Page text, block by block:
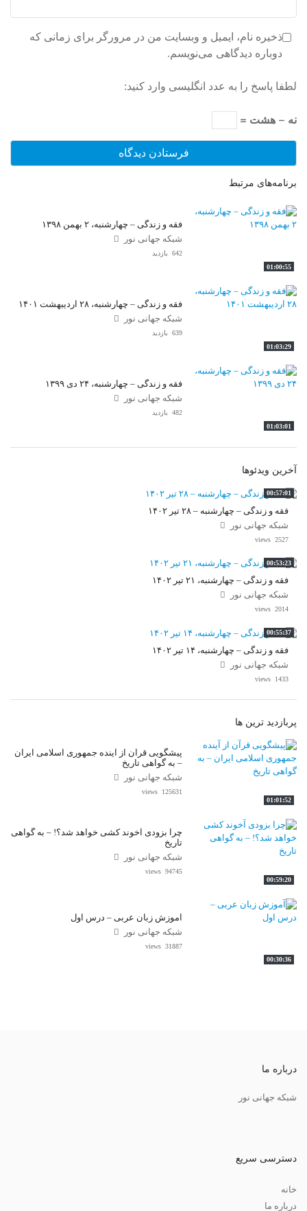
ذخیره نام، ایمیل و وبسایت من در مرورگر برای زمانی که
دوباره دیدگاهی می‌نویسم.
لطفا پاسخ را به عدد انگلیسی وارد کنید:
نه − هشت =
برنامه‌های مرتبط
01:00:55
فقه و زندگی – چهارشنبه، ۲ بهمن ۱۳۹۸
شبکه جهانی نور
642 بازدید
01:03:29
فقه و زندگی – چهارشنبه، ۲۸ اردیبهشت ۱۴۰۱
شبکه جهانی نور
639 بازدید
01:03:01
فقه و زندگی – چهارشنبه، ۲۴ دی ۱۳۹۹
شبکه جهانی نور
482 بازدید
آخرین ویدئوها
00:57:01
فقه و زندگی – چهارشنبه – ۲۸ تیر ۱۴۰۲
شبکه جهانی نور
2527 views
00:53:23
فقه و زندگی – چهارشنبه، ۲۱ تیر ۱۴۰۲
شبکه جهانی نور
2014 views
00:55:37
فقه و زندگی – چهارشنبه، ۱۴ تیر ۱۴۰۲
شبکه جهانی نور
1433 views
پربازدید ترین ها
01:01:52
پیشگویی قرآن از آینده جمهوری اسلامی ایران
– به گواهی تاریخ
شبکه جهانی نور
125631 views
00:59:20
چرا بزودی آخوند کشی خواهد شد؟! – به گواهی
تاریخ
شبکه جهانی نور
94745 views
00:30:36
آموزش زبان عربی – درس اول
شبکه جهانی نور
31887 views
درباره ما
شبکه جهانی نور
دسترسی سریع
خانه
درباره ما